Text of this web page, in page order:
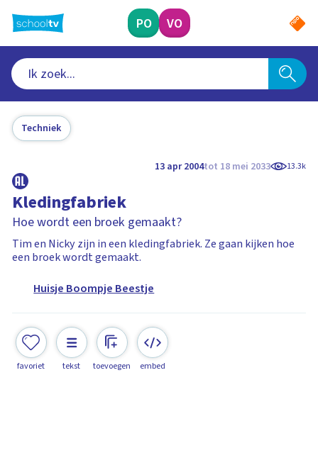
naar
hoofdinhoud
PO VO
Techniek
13 apr 2004tot 18 mei 2033 13.3k
Kledingfabriek
Hoe wordt een broek gemaakt?
Tim en Nicky zijn in een kledingfabriek. Ze gaan kijken hoe
een broek wordt gemaakt.
Huisje Boompje Beestje
favoriet tekst toevoegen embed